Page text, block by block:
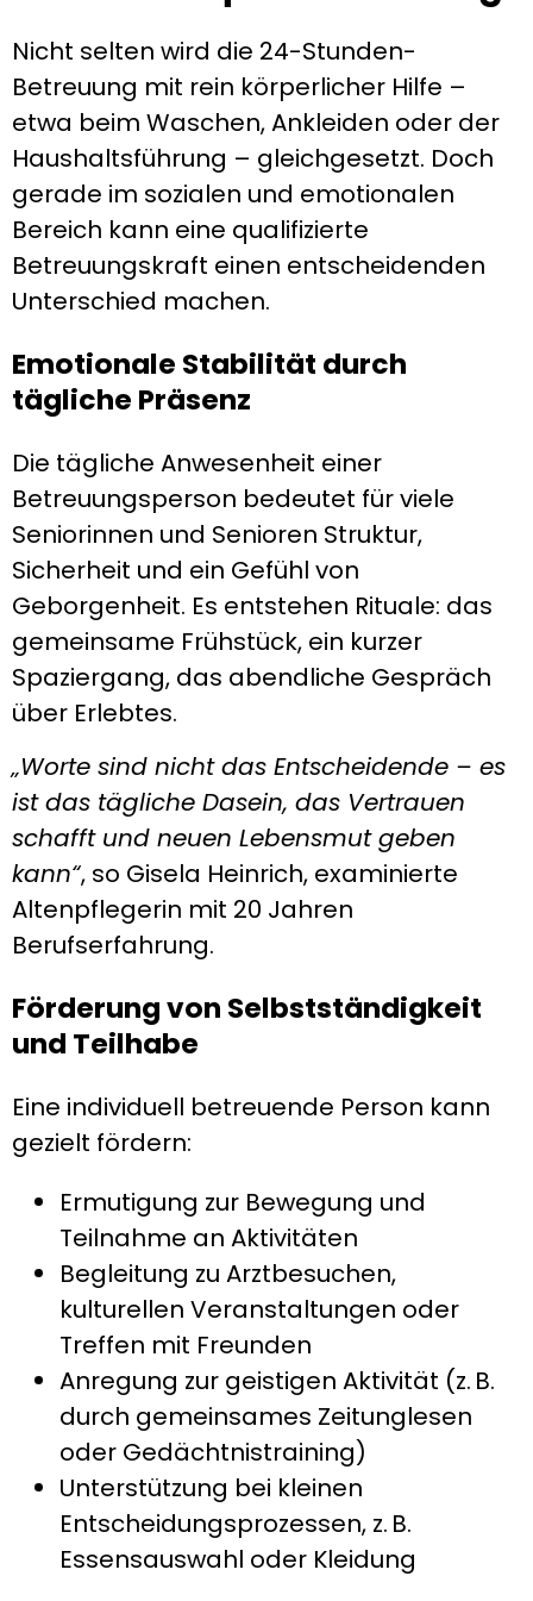
Nicht selten wird die 24-Stunden-
Betreuung mit rein körperlicher Hilfe –
etwa beim Waschen, Ankleiden oder der
Haushaltsführung – gleichgesetzt. Doch
gerade im sozialen und emotionalen
Bereich kann eine qualifizierte
Betreuungskraft einen entscheidenden
Unterschied machen.
Emotionale Stabilität durch
tägliche Präsenz
Die tägliche Anwesenheit einer
Betreuungsperson bedeutet für viele
Seniorinnen und Senioren Struktur,
Sicherheit und ein Gefühl von
Geborgenheit. Es entstehen Rituale: das
gemeinsame Frühstück, ein kurzer
Spaziergang, das abendliche Gespräch
über Erlebtes.
„Worte sind nicht das Entscheidende – es
ist das tägliche Dasein, das Vertrauen
schafft und neuen Lebensmut geben
kann“, so Gisela Heinrich, examinierte
Altenpflegerin mit 20 Jahren
Berufserfahrung.
Förderung von Selbstständigkeit
und Teilhabe
Eine individuell betreuende Person kann
gezielt fördern:
Ermutigung zur Bewegung und
Teilnahme an Aktivitäten
Begleitung zu Arztbesuchen,
kulturellen Veranstaltungen oder
Treffen mit Freunden
Anregung zur geistigen Aktivität (z. B.
durch gemeinsames Zeitunglesen
oder Gedächtnistraining)
Unterstützung bei kleinen
Entscheidungsprozessen, z. B.
Essensauswahl oder Kleidung